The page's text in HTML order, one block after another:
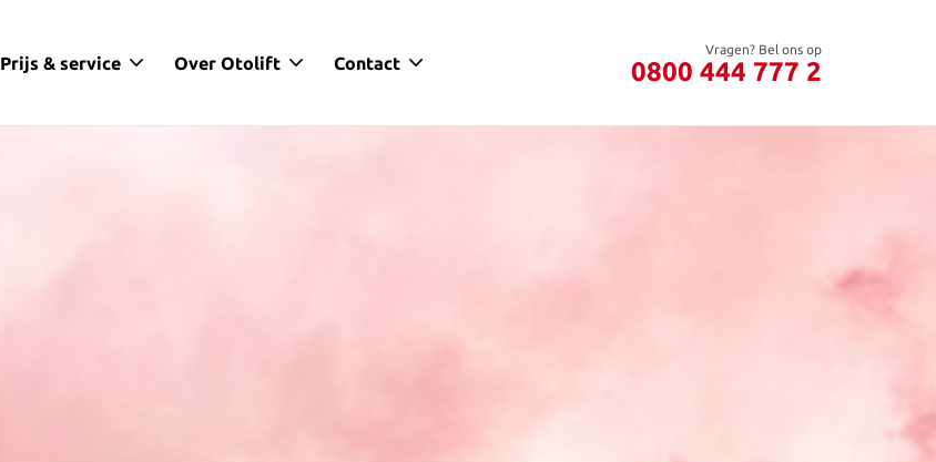
Prijs & service Over Otolift Contact
Vragen? Bel ons op
0800 444 777 2